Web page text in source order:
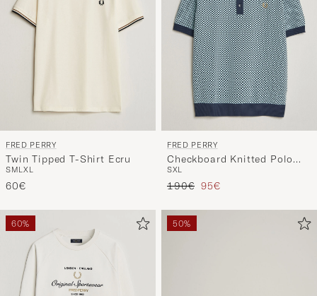
FRED PERRY
Twin Tipped T-Shirt Ecru
SMLXL
60€
FRED PERRY
Checkboard Knitted Polo
Dark Airforce
SXL
Regulärer Preis
190€ Reduzierter Preis
95€
60% 50%